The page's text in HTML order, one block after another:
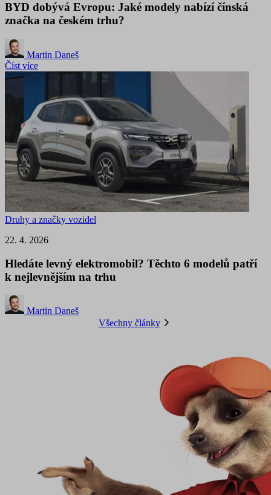
BYD dobývá Evropu: Jaké modely nabízí čínská
značka na českém trhu?
Martin Daneš
Číst více
Druhy a značky vozidel
22. 4. 2026
Hledáte levný elektromobil? Těchto 6 modelů patří
k nejlevnějším na trhu
Martin Daneš
Všechny články